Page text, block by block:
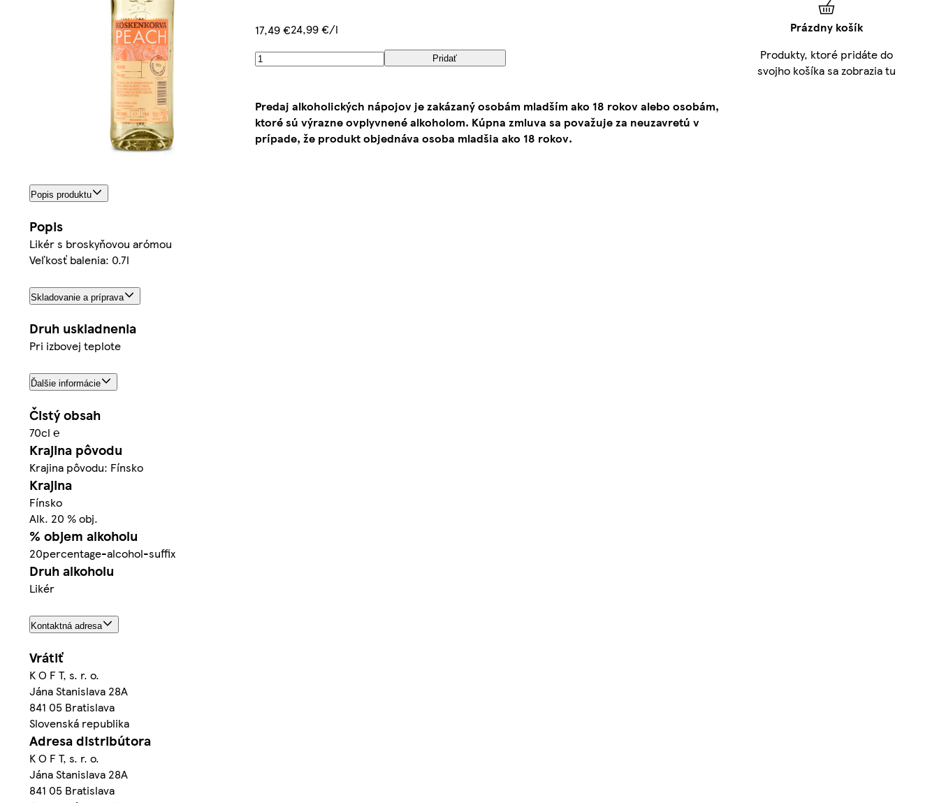
17,49 €24,99 €/l
Pridať
Predaj alkoholických nápojov je zakázaný osobám mladším ako 18 rokov alebo osobám,
ktoré sú výrazne ovplyvnené alkoholom. Kúpna zmluva sa považuje za neuzavretú v
prípade, že produkt objednáva osoba mladšia ako 18 rokov.
Popis produktu
Popis
Likér s broskyňovou arómou
Veľkosť balenia: 0.7l
Skladovanie a príprava
Druh uskladnenia
Pri izbovej teplote
Ďalšie informácie
Čistý obsah
70cl ℮
Krajina pôvodu
Krajina pôvodu: Fínsko
Krajina
Fínsko
Alk. 20 % obj.
% objem alkoholu
20percentage-alcohol-suffix
Druh alkoholu
Likér
Kontaktná adresa
Vrátiť
K O F T, s. r. o.
Jána Stanislava 28A
841 05 Bratislava
Slovenská republika
Adresa distribútora
K O F T, s. r. o.
Jána Stanislava 28A
841 05 Bratislava
Prázdny košík
Produkty, ktoré pridáte do
svojho košíka sa zobrazia tu